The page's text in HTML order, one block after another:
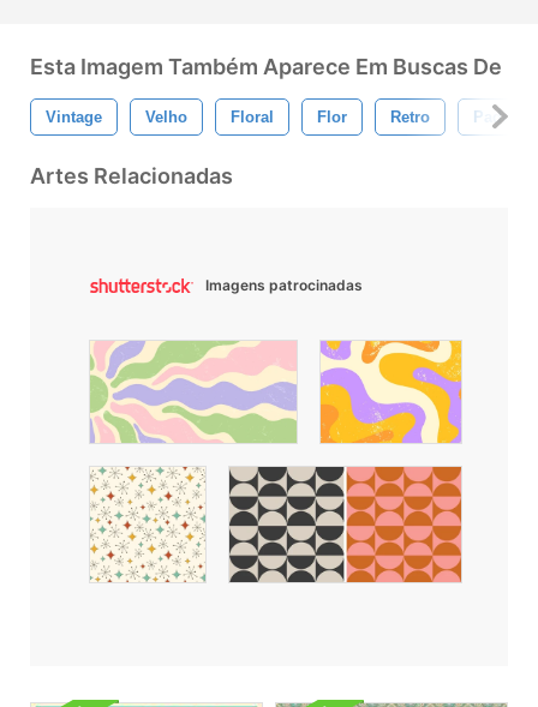
Esta Imagem Também Aparece Em Buscas De
Vintage Velho Floral Flor Retro
Artes Relacionadas
Imagens patrocinadas